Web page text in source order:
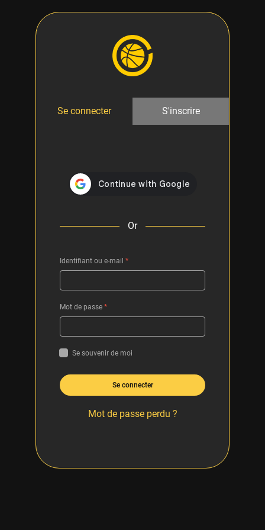
Se connecter S'inscrire
Or
Identifiant ou e-mail *
Mot de passe *
Se souvenir de moi
Se connecter
Mot de passe perdu ?